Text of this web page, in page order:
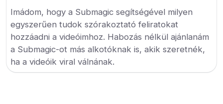
Imádom, hogy a Submagic segítségével milyen
egyszerűen tudok szórakoztató feliratokat
hozzáadni a videóimhoz. Habozás nélkül ajánlanám
a Submagic-ot más alkotóknak is, akik szeretnék,
ha a videóik viral válnának.